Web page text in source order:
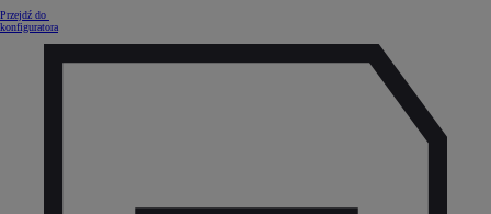
Przejdź do
konfiguratora